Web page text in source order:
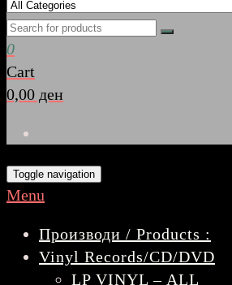
0
Cart
0,00 ден
Toggle navigation
Menu
Производи / Products :
Vinyl Records/CD/DVD
LP VINYL – ALL